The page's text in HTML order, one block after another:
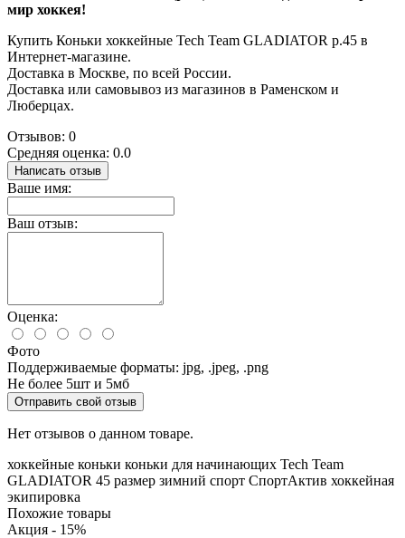
мир хоккея!
Купить Коньки хоккейные Tech Team GLADIATOR р.45 в
Интернет-магазине.
Доставка в Москве, по всей России.
Доставка или самовывоз из магазинов в Раменском и
Люберцах.
Отзывов: 0
Средняя оценка: 0.0
Написать отзыв
Ваше имя:
Ваш отзыв:
Оценка:
Фото
Поддерживаемые форматы: jpg, .jpeg, .png
Не более 5шт и 5мб
Отправить свой отзыв
Нет отзывов о данном товаре.
хоккейные коньки коньки для начинающих Tech Team
GLADIATOR 45 размер зимний спорт СпортАктив хоккейная
экипировка
Похожие товары
Акция - 15%